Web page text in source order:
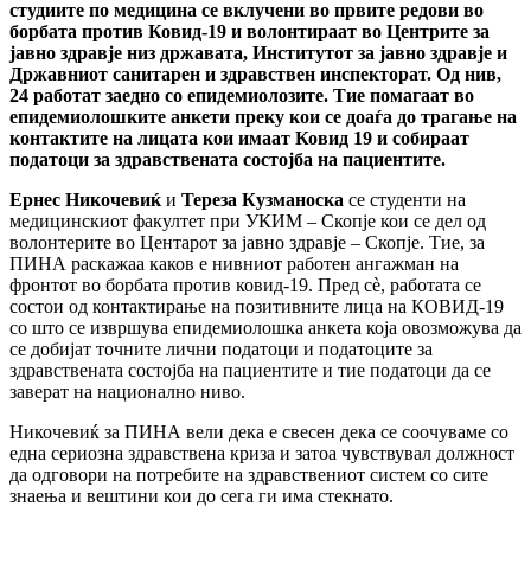
студиите по медицина се вклучени во првите редови во
борбата против Ковид-19 и волонтираат во Центрите за
јавно здравје низ државата, Институтот за јавно здравје и
Државниот санитарен и здравствен инспекторат. Од нив,
24 работат заедно со епидемиолозите. Тие помагаат во
епидемиолошките анкети преку кои се доаѓа до трагање на
контактите на лицата кои имаат Ковид 19 и собираат
податоци за здравствената состојба на пациентите.
Ернес Никочевиќ и Тереза Кузманоска се студенти на
медицинскиот факултет при УКИМ – Скопје кои се дел од
волонтерите во Центарот за јавно здравје – Скопје. Тие, за
ПИНА раскажаа каков е нивниот работен ангажман на
фронтот во борбата против ковид-19. Пред сè, работата се
состои од контактирање на позитивните лица на КОВИД-19
со што се извршува епидемиолошка анкета која овозможува да
се добијат точните лични податоци и податоците за
здравствената состојба на пациентите и тие податоци да се
заверат на национално ниво.
Никочевиќ за ПИНА вели дека е свесен дека се соочуваме со
една сериозна здравствена криза и затоа чувствувал должност
да одговори на потребите на здравствениот систем со сите
знаења и вештини кои до сега ги има стекнато.